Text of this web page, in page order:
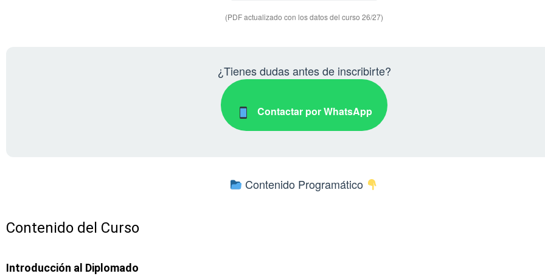
(PDF actualizado con los datos del curso 26/27)
¿Tienes dudas antes de inscribirte?
Contactar por WhatsApp
Contenido Programático
Contenido del Curso
Introducción al Diplomado